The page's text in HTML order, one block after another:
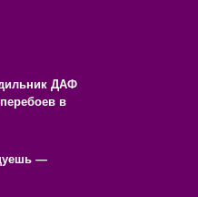
ДАФ
в
—